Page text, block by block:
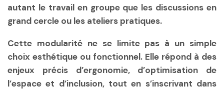
autant le travail en groupe que les discussions en
grand cercle ou les ateliers pratiques.
Cette modularité ne se limite pas à un simple
choix esthétique ou fonctionnel. Elle répond à des
enjeux précis d’ergonomie, d’optimisation de
l’espace et d’inclusion, tout en s’inscrivant dans